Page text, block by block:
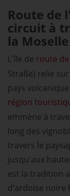
Route de
circuit à
la Moselle
L'île de route
Straße) relie
pays
région
emmène à
long des
travers le
jusqu'aux
est la tradition
d'ardoise noire